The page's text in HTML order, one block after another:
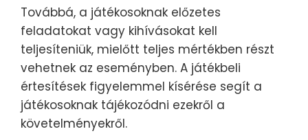
Továbbá, a játékosoknak előzetes
feladatokat vagy kihívásokat kell
teljesíteniük, mielőtt teljes mértékben részt
vehetnek az eseményben. A játékbeli
értesítések figyelemmel kísérése segít a
játékosoknak tájékozódni ezekről a
követelményekről.